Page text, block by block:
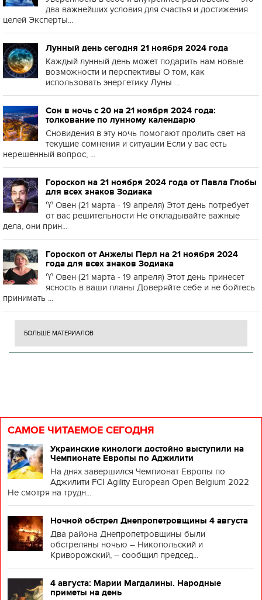
два важнейших условия для счастья и достижения
целей Эксперты...
Лунный день сегодня 21 ноября 2024 года
Каждый лунный день может подарить нам новые
возможности и перспективы О том, как
использовать энергетику Луны ...
Сон в ночь с 20 на 21 ноября 2024 года:
толкование по лунному календарю
Сновидения в эту ночь помогают пролить свет на
текущие сомнения и ситуации Если у вас есть
нерешённый вопрос, ...
Гороскоп на 21 ноября 2024 года от Павла Глобы
для всех знаков Зодиака
♈️ Овен (21 марта - 19 апреля) Этот день потребует
от вас решительности Не откладывайте важные
дела, они прин...
Гороскоп от Анжелы Перл на 21 ноября 2024
года для всех знаков Зодиака
♈️ Овен (21 марта - 19 апреля) Этот день принесет
ясность в ваши планы Доверяйте себе и не бойтесь
принимать ...
БОЛЬШЕ МАТЕРИАЛОВ
САМОЕ ЧИТАЕМОЕ СЕГОДНЯ
Украинские кинологи достойно выступили на
Чемпионате Европы по Аджилити
На днях завершился Чемпионат Европы по
Аджилити FCI Agility European Open Belgium 2022
Не смотря на трудн...
Ночной обстрел Днепропетровщины 4 августа
Два района Днепропетровщины были
обстреляны ночью – Никопольский и
Криворожский, – сообщил председ...
4 августа: Марии Магдалины. Народные
приметы на день